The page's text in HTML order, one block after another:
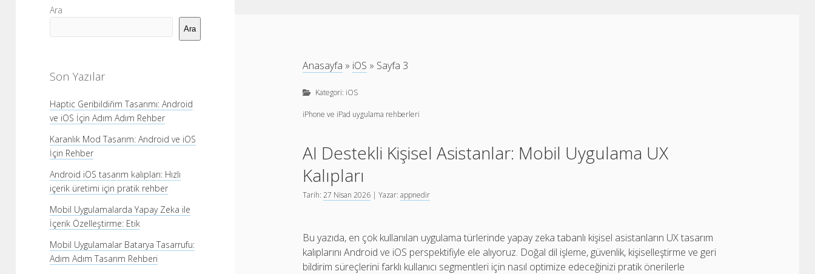
Yan
Menü
Ara
Ara
Son Yazılar
Haptic Geribildiřim Tasarımı: Android
ve iOS İçin Adım Adım Rehber
Karanlık Mod Tasarım: Android ve iOS
İçin Rehber
Android iOS tasarım kalıpları: Hızlı
içerik üretimi için pratik rehber
Mobil Uygulamalarda Yapay Zeka ile
İçerik Özelleştirme: Etik
Mobil Uygulamalar Batarya Tasarrufu:
Adım Adım Tasarım Rehberi
Anasayfa » iOS » Sayfa 3
Kategori: iOS
iPhone ve iPad uygulama rehberleri
AI Destekli Kişisel Asistanlar: Mobil Uygulama UX
Kalıpları
Tarih:27 Nisan 2026 | Yazar:appnedir
Bu yazıda, en çok kullanılan uygulama türlerinde yapay zeka tabanlı kişisel asistanların UX tasarım
kalıplarını Android ve iOS perspektifiyle ele alıyoruz. Doğal dil işleme, güvenlik, kişiselleştirme ve geri
bildirim süreçlerini farklı kullanıcı segmentleri için nasıl optimize edeceğinizi pratik önerilerle